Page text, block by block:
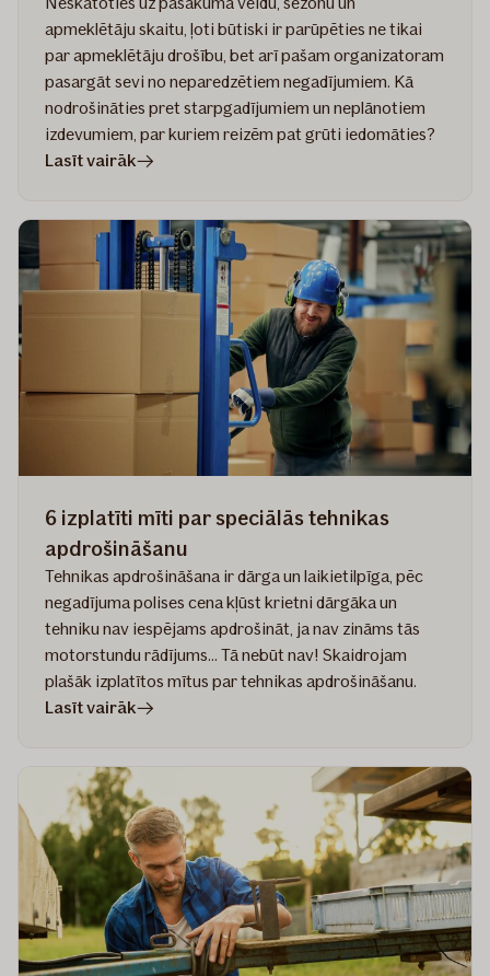
apmeklētāju skaitu, ļoti būtiski ir parūpēties ne tikai
par apmeklētāju drošību, bet arī pašam organizatoram
pasargāt sevi no neparedzētiem negadījumiem. Kā
nodrošināties pret starpgadījumiem un neplānotiem
izdevumiem, par kuriem reizēm pat grūti iedomāties?
Lasīt vairākrakstā
izaicinājumi
–
kā
sagatavoties?
Gundegas
Skudriņas
pieredze
6 izplatīti mīti par speciālās tehnikas
apdrošināšanu
Tehnikas apdrošināšana ir dārga un laikietilpīga, pēc
negadījuma polises cena kļūst krietni dārgāka un
tehniku nav iespējams apdrošināt, ja nav zināms tās
motorstundu rādījums... Tā nebūt nav! Skaidrojam
plašāk izplatītos mītus par tehnikas apdrošināšanu.
Lasīt vairākrakstā
mīti
par
speciālās
tehnikas
apdrošināšanu